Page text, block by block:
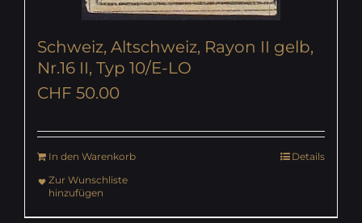
Schweiz, Altschweiz, Rayon II gelb,
Nr.16 II, Typ 10/E-LO
CHF 50.00
In den Warenkorb
Details
Zur Wunschliste
hinzufügen